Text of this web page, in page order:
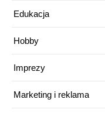
Edukacja
Hobby
Imprezy
Marketing i reklama